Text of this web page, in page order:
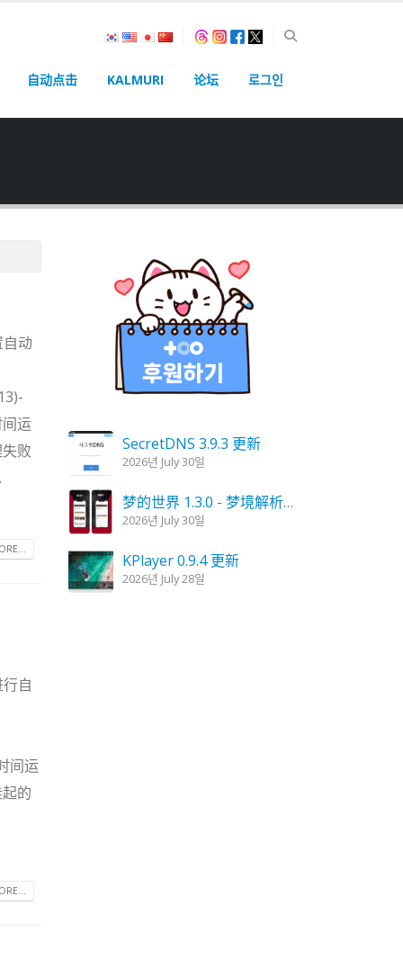
自动点击 KALMURI 论坛 로그인
动
运
败
自
间运
的
SecretDNS 3.9.3 更新
2026년 July 30일
梦的世界 1.3.0 - 梦境解析，梦的解读
2026년 July 30일
KPlayer 0.9.4 更新
2026년 July 28일